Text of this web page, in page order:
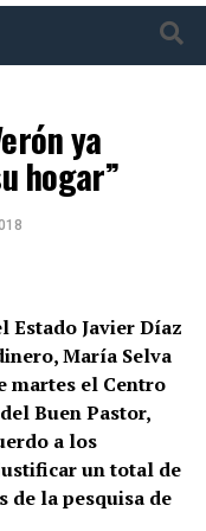
ya
hogar”
Estado Javier Díaz
María Selva
martes el Centro
Buen Pastor,
a los
un total de
de la pesquisa de